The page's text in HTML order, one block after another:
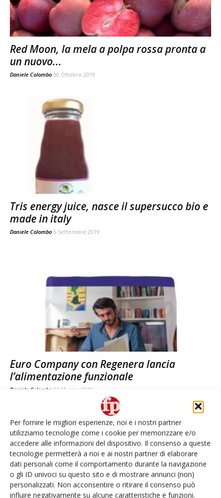
Per fornire le migliori esperienze, noi e i nostri partner
utilizziamo tecnologie come i cookie per memorizzare e/o
accedere alle informazioni del dispositivo. Il consenso a queste
tecnologie permetterà a noi e ai nostri partner di elaborare
dati personali come il comportamento durante la navigazione
o gli ID univoci su questo sito e di mostrare annunci (non)
personalizzati. Non acconsentire o ritirare il consenso può
influire negativamente su alcune caratteristiche e funzioni.
Red Moon, la mela a polpa rossa pronta a
un nuovo...
Daniele Colombo 30 Ottobre 2019
Tris energy juice, nasce il supersucco bio e
made in italy
Daniele Colombo 5 Settembre 2019
Euro Company con Regenera lancia
l’alimentazione funzionale
Daniele Colombo 16 Maggio 2019